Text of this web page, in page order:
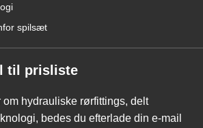
spilsæt
til prisliste
om hydrauliske rørfittings, delt
bedes du efterlade din e-mail